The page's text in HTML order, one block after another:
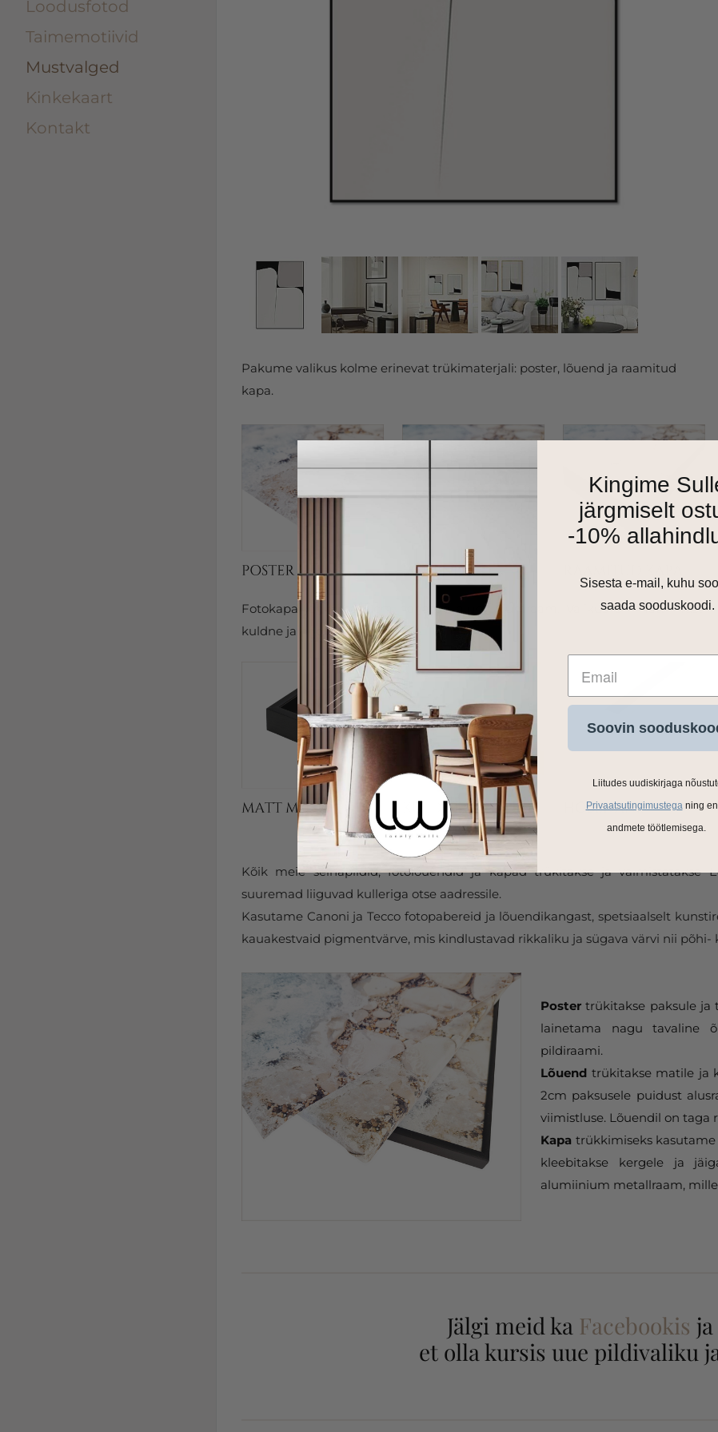
Loodusfotod
Taimemotiivid
Mustvalged
Kinkekaart
Kontakt
Pakume valikus kolme erinevat trükimaterjali: poster, lõuend ja raamitud
kapa.
Fotokapal on kitsas 1cm harjatud alumiiniumraam. Valikus on matt must,
kuldne ja hõbedane toon.
Kõik meie seinapildid, fotolõuendid ja kapad trükitakse ja valmistatakse
suuremad liiguvad kulleriga otse aadressile.
Kasutame Canoni ja Tecco fotopabereid ja lõuendikangast, spetsiaalselt
kauakestvaid pigmentvärve, mis kindlustavad rikkaliku ja sügava värvi nii põhi-
Poster trükitakse paksule ja
lainetama nagu tavaline
pildiraami.
Lõuend trükitakse matile ja
2cm paksusele puidust
viimistluse. Lõuendil on taga
Kapa trükkimiseks
kleebitakse kergele ja
alumiinium metallraam,
Jälgi meid ka Facebookis ja
et olla kursis uue pildivaliku
Kingime
järgmiselt
-10%
Sisesta e-mail, kuhu
saada sooduskoodi.
Soovin
Liitudes uudiskirjaga
Privaatsutingimustega ning
andmete töötlemisega.